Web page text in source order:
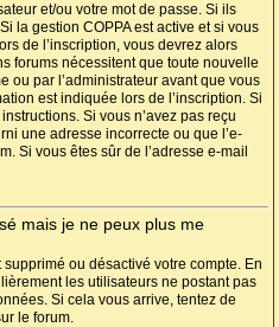
et/ou votre mot de passe. Si ils
la gestion COPPA est active et si vous
de l’inscription, vous devrez alors
forums nécessitent que toute nouvelle
ou par l’administrateur avant que vous
est indiquée lors de l’inscription. Si
Si vous n’avez pas reçu
une adresse incorrecte ou que l’e-
Si vous êtes sûr de l’adresse e-mail
mais je ne peux plus me
supprimé ou désactivé votre compte. En
les utilisateurs ne postant pas
Si cela vous arrive, tentez de
le forum.